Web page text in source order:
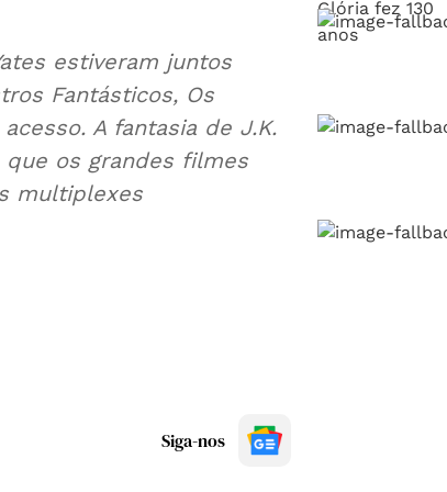
estiveram juntos
Fantásticos, Os
A fantasia de J.K.
que os grandes filmes
multiplexes
Siga-nos